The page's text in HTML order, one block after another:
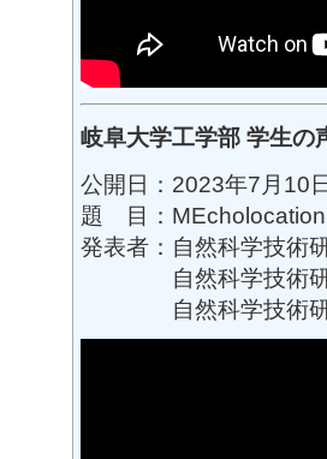
岐阜大学工学部 学生の
公開日：2023年7月10
題 目：MEcholocation
発表者：自然科学技
自然科学技術研
自然科学技術研